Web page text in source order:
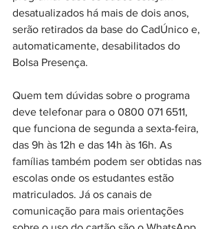
desatualizados há mais de dois anos,
serão retirados da base do CadÚnico e,
automaticamente, desabilitados do
Bolsa Presença.
Quem tem dúvidas sobre o programa
deve telefonar para o 0800 071 6511,
que funciona de segunda a sexta-feira,
das 9h às 12h e das 14h às 16h. As
famílias também podem ser obtidas nas
escolas onde os estudantes estão
matriculados. Já os canais de
comunicação para mais orientações